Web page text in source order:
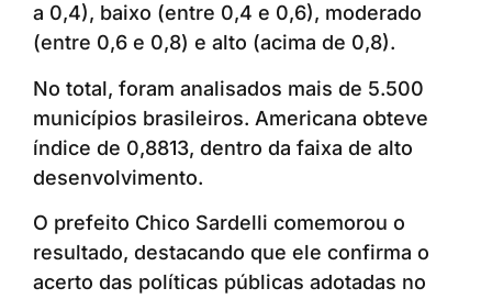
a 0,4), baixo (entre 0,4 e 0,6), moderado
(entre 0,6 e 0,8) e alto (acima de 0,8).
No total, foram analisados mais de 5.500
municípios brasileiros. Americana obteve
índice de 0,8813, dentro da faixa de alto
desenvolvimento.
O prefeito Chico Sardelli comemorou o
resultado, destacando que ele confirma o
acerto das políticas públicas adotadas no